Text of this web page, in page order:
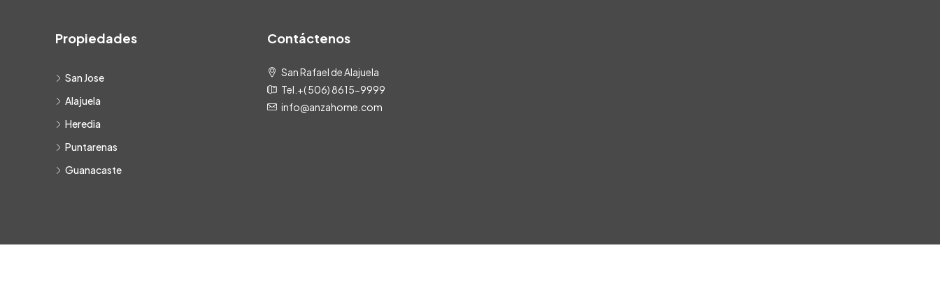
Propiedades
San Jose
Alajuela
Heredia
Puntarenas
Guanacaste
Contáctenos
San Rafael de Alajuela
Tel.+( 506) 8615-9999
info@anzahome.com